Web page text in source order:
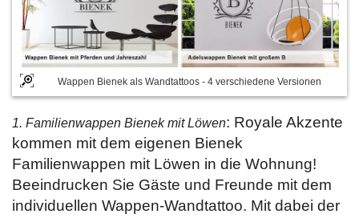
Wappen Bienek als Wandtattoos - 4 verschiedene Versionen
1. Familienwappen Bienek mit Löwen: Royale Akzente
kommen mit dem eigenen Bienek
Familienwappen mit Löwen in die Wohnung!
Beeindrucken Sie Gäste und Freunde mit dem
individuellen Wappen-Wandtattoo. Mit dabei der